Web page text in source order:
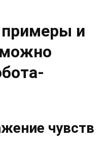
примеры и
можно
чувств